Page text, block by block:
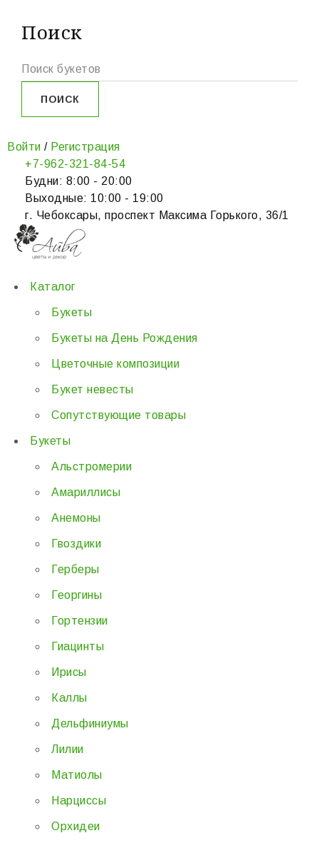
Поиск
Войти / Регистрация
+7-962-321-84-54
Будни: 8:00 - 20:00
Выходные: 10:00 - 19:00
г. Чебоксары, проспект Максима Горького, 36/1
Каталог
Букеты
Букеты на День Рождения
Цветочные композиции
Букет невесты
Сопутствующие товары
Букеты
Альстромерии
Амариллисы
Анемоны
Гвоздики
Герберы
Георгины
Гортензии
Гиацинты
Ирисы
Каллы
Дельфиниумы
Лилии
Матиолы
Нарциссы
Орхидеи